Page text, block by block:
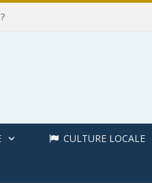
CULTURE LOCALE